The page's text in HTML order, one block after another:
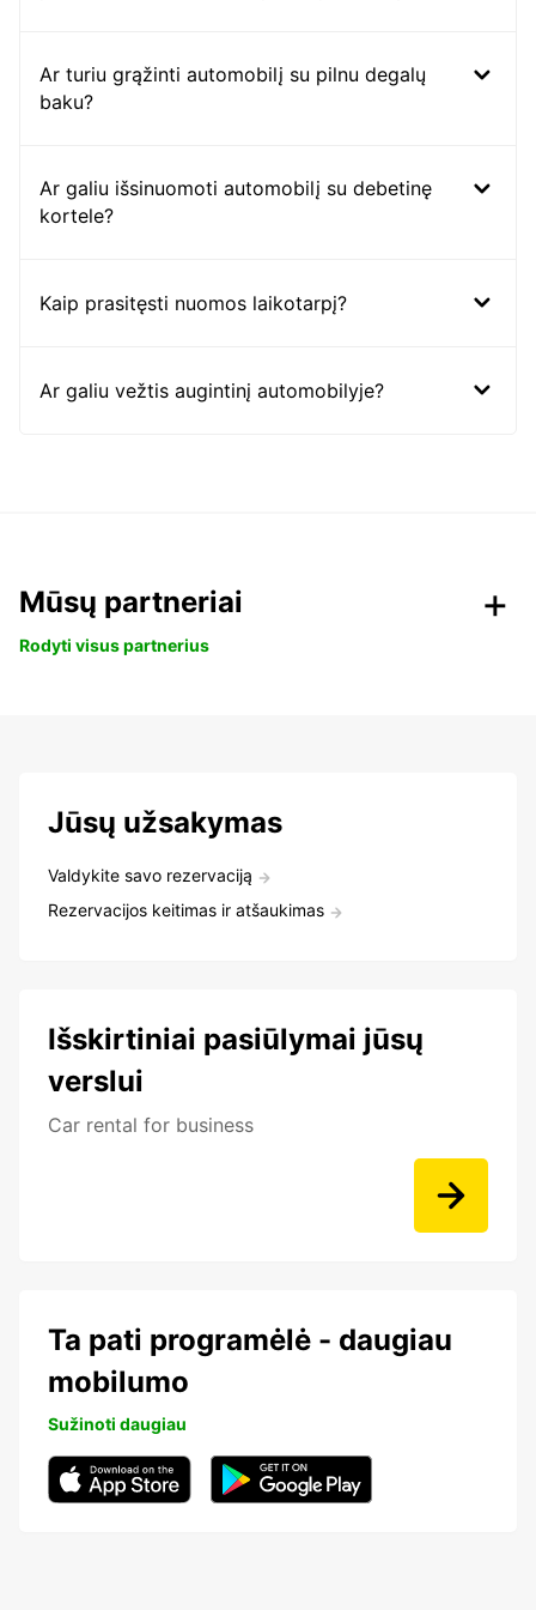
Ar turiu grąžinti automobilį su pilnu degalų
baku?
Ar galiu išsinuomoti automobilį su debetinę
kortele?
Kaip prasitęsti nuomos laikotarpį?
Ar galiu vežtis augintinį automobilyje?
Mūsų partneriai
Rodyti visus partnerius
Jūsų užsakymas
Valdykite savo rezervaciją
Rezervacijos keitimas ir atšaukimas
Išskirtiniai pasiūlymai jūsų
verslui
Car rental for business
Ta pati programėlė - daugiau
mobilumo
Sužinoti daugiau